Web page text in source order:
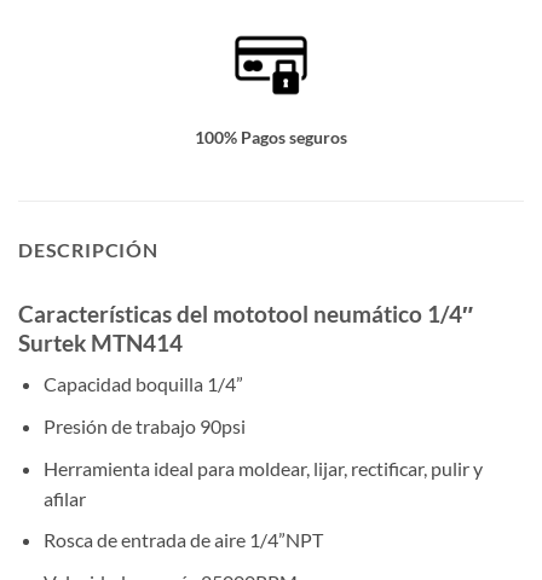
100% Pagos seguros
DESCRIPCIÓN
Características del mototool neumático 1/4″
Surtek MTN414
Capacidad boquilla 1/4”
Presión de trabajo 90psi
Herramienta ideal para moldear, lijar, rectificar, pulir y
afilar
Rosca de entrada de aire 1/4”NPT